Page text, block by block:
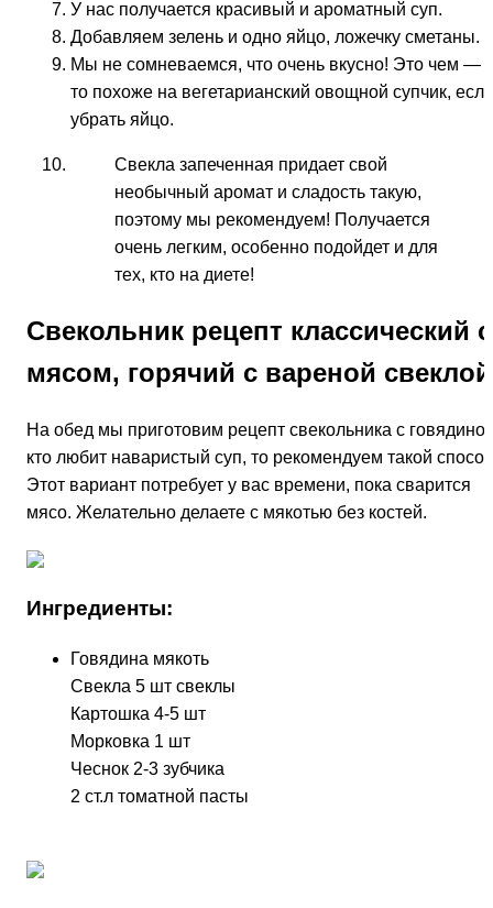
У нас получается красивый и ароматный суп.
Добавляем зелень и одно яйцо, ложечку сметаны.
Мы не сомневаемся, что очень вкусно! Это чем —
то похоже на вегетарианский овощной супчик, если
убрать яйцо.
Свекла запеченная придает свой
необычный аромат и сладость такую,
поэтому мы рекомендуем! Получается
очень легким, особенно подойдет и для
тех, кто на диете!
Свекольник рецепт классический с
мясом, горячий с вареной свеклой
На обед мы приготовим рецепт свекольника с
кто любит наваристый суп, то рекомендуем такой
Этот вариант потребует у вас времени, пока сварится
мясо. Желательно делаете с мякотью без костей.
Ингредиенты:
Говядина мякоть
Свекла 5 шт свеклы
Картошка 4-5 шт
Морковка 1 шт
Чеснок 2-3 зубчика
2 ст.л томатной пасты